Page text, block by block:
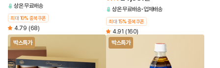
상온무료배송
최대 10% 중복쿠폰
4.79 (68)
상온무료배송 업체배송
최대 15% 중복쿠폰
4.91 (160)
박스특가
박스특가